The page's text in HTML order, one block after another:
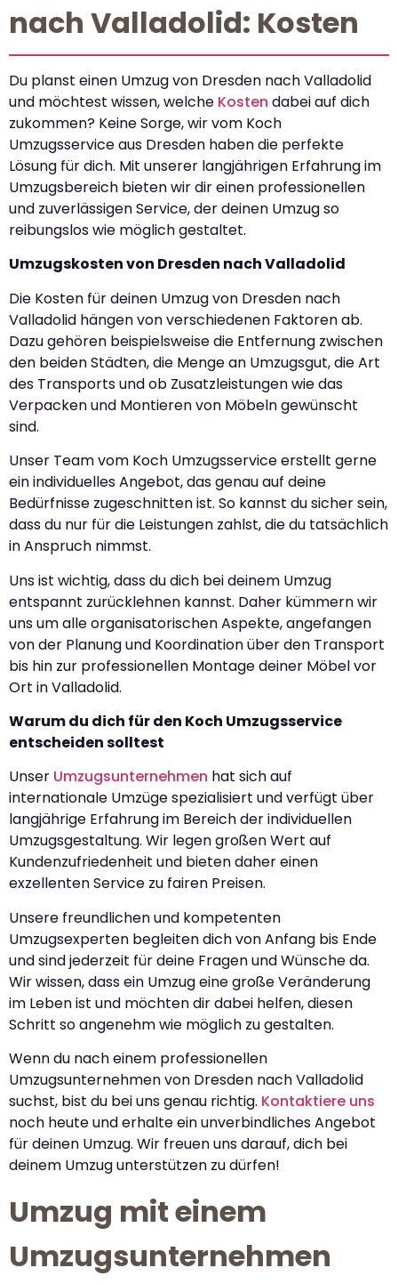
nach Valladolid: Kosten
Du planst einen Umzug von Dresden nach Valladolid
und möchtest wissen, welche Kosten dabei auf dich
zukommen? Keine Sorge, wir vom Koch
Umzugsservice aus Dresden haben die perfekte
Lösung für dich. Mit unserer langjährigen Erfahrung im
Umzugsbereich bieten wir dir einen professionellen
und zuverlässigen Service, der deinen Umzug so
reibungslos wie möglich gestaltet.
Umzugskosten von Dresden nach Valladolid
Die Kosten für deinen Umzug von Dresden nach
Valladolid hängen von verschiedenen Faktoren ab.
Dazu gehören beispielsweise die Entfernung zwischen
den beiden Städten, die Menge an Umzugsgut, die Art
des Transports und ob Zusatzleistungen wie das
Verpacken und Montieren von Möbeln gewünscht
sind.
Unser Team vom Koch Umzugsservice erstellt gerne
ein individuelles Angebot, das genau auf deine
Bedürfnisse zugeschnitten ist. So kannst du sicher sein,
dass du nur für die Leistungen zahlst, die du tatsächlich
in Anspruch nimmst.
Uns ist wichtig, dass du dich bei deinem Umzug
entspannt zurücklehnen kannst. Daher kümmern wir
uns um alle organisatorischen Aspekte, angefangen
von der Planung und Koordination über den Transport
bis hin zur professionellen Montage deiner Möbel vor
Ort in Valladolid.
Warum du dich für den Koch Umzugsservice
entscheiden solltest
Unser Umzugsunternehmen hat sich auf
internationale Umzüge spezialisiert und verfügt über
langjährige Erfahrung im Bereich der individuellen
Umzugsgestaltung. Wir legen großen Wert auf
Kundenzufriedenheit und bieten daher einen
exzellenten Service zu fairen Preisen.
Unsere freundlichen und kompetenten
Umzugsexperten begleiten dich von Anfang bis Ende
und sind jederzeit für deine Fragen und Wünsche da.
Wir wissen, dass ein Umzug eine große Veränderung
im Leben ist und möchten dir dabei helfen, diesen
Schritt so angenehm wie möglich zu gestalten.
Wenn du nach einem professionellen
Umzugsunternehmen von Dresden nach Valladolid
suchst, bist du bei uns genau richtig. Kontaktiere uns
noch heute und erhalte ein unverbindliches Angebot
für deinen Umzug. Wir freuen uns darauf, dich bei
deinem Umzug unterstützen zu dürfen!
Umzug mit einem
Umzugsunternehmen